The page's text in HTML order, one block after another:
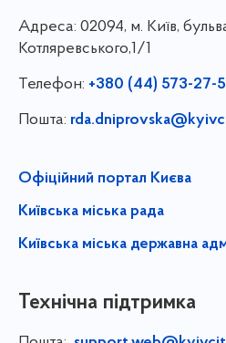
Адреса: 02094, м. Київ,
Котляревського,1/1
Телефон: +380 (44) 573-27-
Пошта:
Офіційний портал Києва
Київська міська рада
Київська міська державна
Технічна підтримка